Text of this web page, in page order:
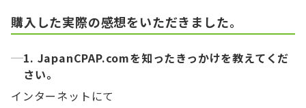
購入した実際の感想をいただきました。
1. JapanCPAP.comを知ったきっかけを教えてくだ
さい。
インターネットにて